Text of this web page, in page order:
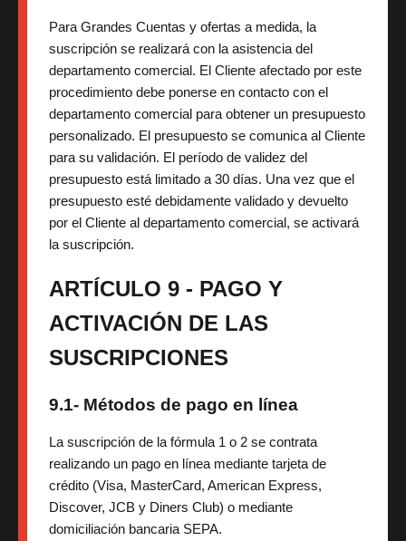
Para Grandes Cuentas y ofertas a medida, la
suscripción se realizará con la asistencia del
departamento comercial. El Cliente afectado por este
procedimiento debe ponerse en contacto con el
departamento comercial para obtener un presupuesto
personalizado. El presupuesto se comunica al Cliente
para su validación. El período de validez del
presupuesto está limitado a 30 días. Una vez que el
presupuesto esté debidamente validado y devuelto
por el Cliente al departamento comercial, se activará
la suscripción.
ARTÍCULO 9 - PAGO Y
ACTIVACIÓN DE LAS
SUSCRIPCIONES
9.1- Métodos de pago en línea
La suscripción de la fórmula 1 o 2 se contrata
realizando un pago en línea mediante tarjeta de
crédito (Visa, MasterCard, American Express,
Discover, JCB y Diners Club) o mediante
domiciliación bancaria SEPA.